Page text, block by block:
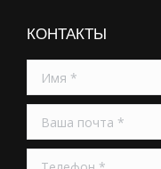
КОНТАКТЫ
Имя *
Ваша почта *
Телефон *